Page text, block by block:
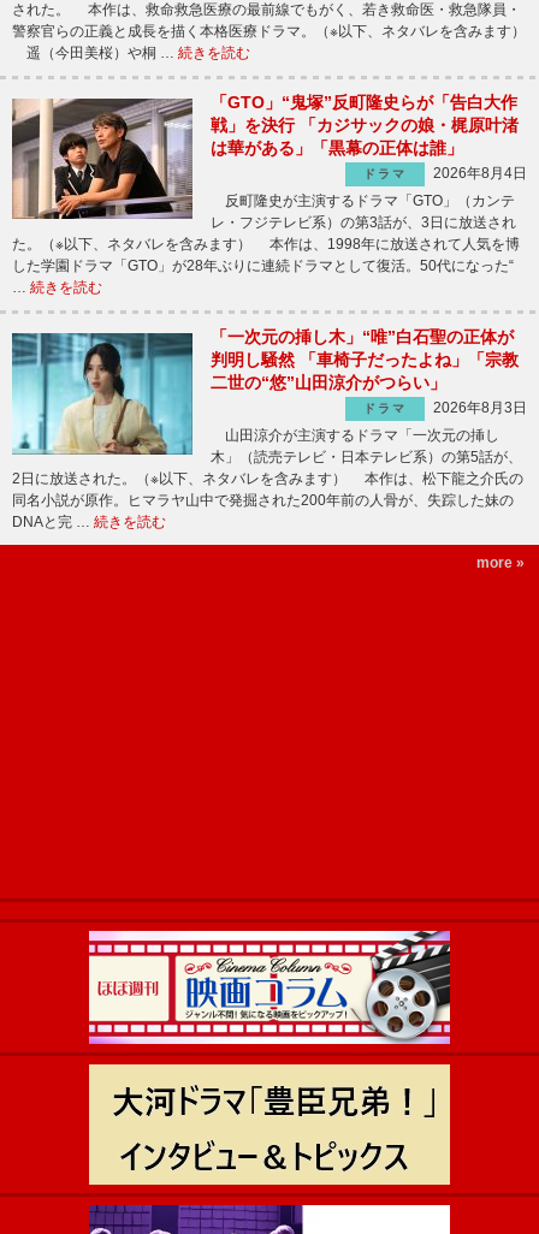
された。 本作は、救命救急医療の最前線でもがく、若き救命医・救急隊員・
警察官らの正義と成長を描く本格医療ドラマ。（※以下、ネタバレを含みます）
遥（今田美桜）や桐 … 続きを読む
「GTO」“鬼塚”反町隆史らが「告白大作
戦」を決行 「カジサックの娘・梶原叶渚
は華がある」「黒幕の正体は誰」
ドラマ
2026年8月4日
反町隆史が主演するドラマ「GTO」（カンテ
レ・フジテレビ系）の第3話が、3日に放送され
た。（※以下、ネタバレを含みます） 本作は、1998年に放送されて人気を博
した学園ドラマ「GTO」が28年ぶりに連続ドラマとして復活。50代になった“
… 続きを読む
「一次元の挿し木」“唯”白石聖の正体が
判明し騒然 「車椅子だったよね」「宗教
二世の“悠”山田涼介がつらい」
ドラマ
2026年8月3日
山田涼介が主演するドラマ「一次元の挿し
木」（読売テレビ・日本テレビ系）の第5話が、
2日に放送された。（※以下、ネタバレを含みます） 本作は、松下龍之介氏の
同名小説が原作。ヒマラヤ山中で発掘された200年前の人骨が、失踪した妹の
DNAと完 … 続きを読む
more »